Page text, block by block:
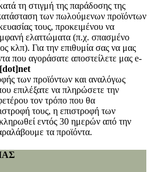
τη στιγμή της παράδοσης της
των πωλούμενων προϊόντων
τους, προκειμένου να
ελαττώματα (π.χ. σπασμένο
κλπ). Για την επιθυμία σας να μας
που αγοράσατε αποστείλετε μας e-
των προϊόντων και αναλόγως
επιλέξατε να πληρώσετε την
τον τρόπο που θα
τους, η επιστροφή των
εντός 30 ημερών από την
τα προϊόντα.